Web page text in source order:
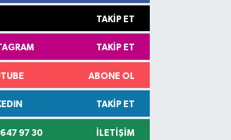
TAKIP ET
TAKIP ET
ABONE OL
TAKIP ET
97 30 İLETIŞIM